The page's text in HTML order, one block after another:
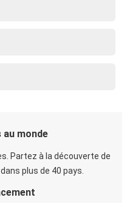
monde
Partez à la découverte de
plus de 40 pays.